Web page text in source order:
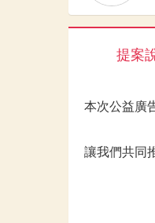
提案
本次公益廣
讓我們共同